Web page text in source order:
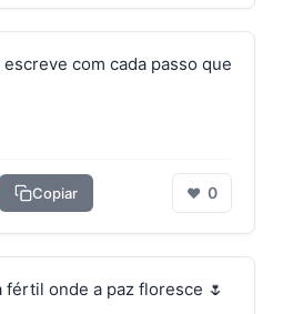
com cada passo que
Copiar ❤ 0
fértil onde a paz floresce 🌷